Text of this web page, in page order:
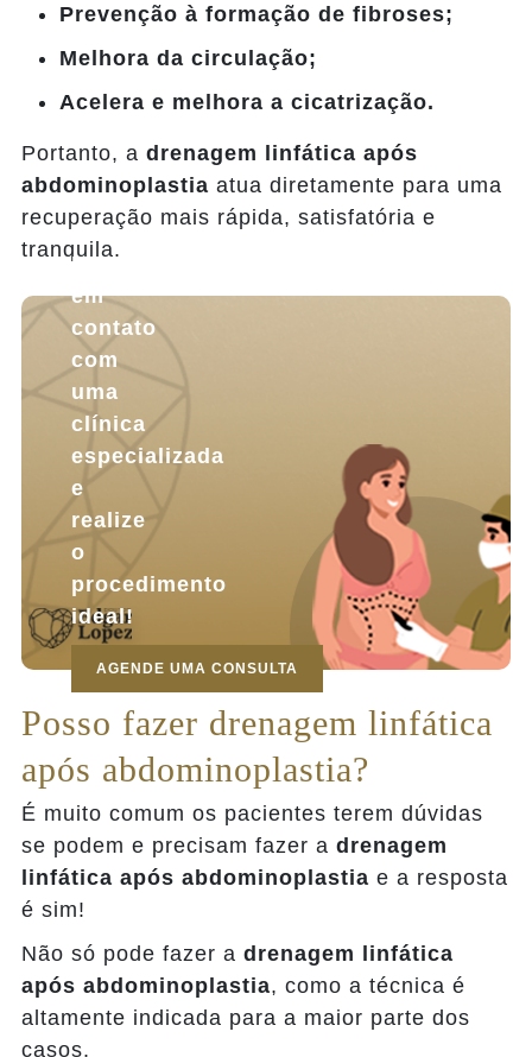
Prevenção à formação de fibroses;
Melhora da circulação;
Acelera e melhora a cicatrização.
Portanto, a drenagem linfática após
abdominoplastia atua diretamente para uma
recuperação mais rápida, satisfatória e
tranquila.
Entre
em
contato
com
uma
clínica
especializada
e
realize
o
procedimento
ideal!
AGENDE UMA CONSULTA
Posso fazer drenagem linfática
após abdominoplastia?
É muito comum os pacientes terem dúvidas
se podem e precisam fazer a drenagem
linfática após abdominoplastia e a resposta
é sim!
Não só pode fazer a drenagem linfática
após abdominoplastia, como a técnica é
altamente indicada para a maior parte dos
casos.